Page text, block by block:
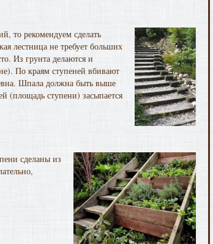
то рекомендуем сделать
лестница не требует больших
Из грунта делаются и
По краям ступеней вбивают
Шпала должна быть выше
(площадь ступени) засыпается
сделаны из